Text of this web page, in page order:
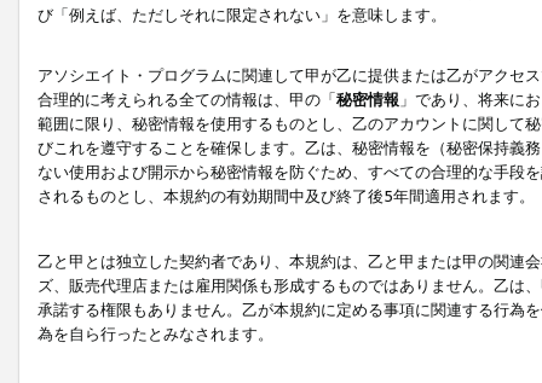
び「例えば、ただしそれに限定されない」を意味します。
アソシエイト・プログラムに関連して甲が乙に提供または乙がアクセ
合理的に考えられる全ての情報は、甲の「秘密情報 」であり、将来に
範囲に限り、秘密情報を使用するものとし、乙のアカウントに関して
びこれを遵守することを確保します。乙は、秘密情報を（秘密保持義
ない使用および開示から秘密情報を防ぐため、すべての合理的な手段
されるものとし、本規約の有効期間中及び終了後5年間適用されます。
乙と甲とは独立した契約者であり、本規約は、乙と甲または甲の関連
ズ、販売代理店または雇用関係も形成するものではありません。乙は
承諾する権限もありません。乙が本規約に定める事項に関連する行為
為を自ら行ったとみなされます。